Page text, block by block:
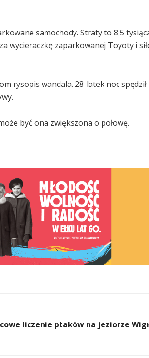
samochody. Straty to 8,5
wycieraczkę zaparkowanej Toyoty i
rysopis wandala. 28-latek noc spędził
być ona zwiększona o połowę.
liczenie ptaków na jeziorze